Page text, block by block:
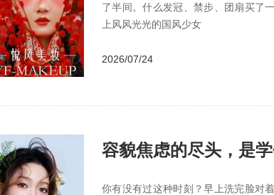
了半间。什么发冠、禁步、团扇买了
上风风光光的国风少女
2026/07/24
容貌焦虑的尽头，是
你有没有过这种时刻？早上洗完脸对